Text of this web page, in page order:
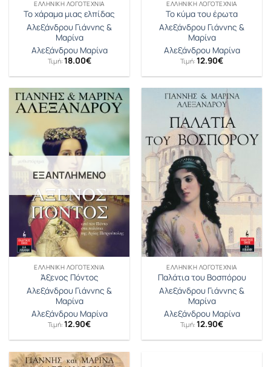
ΕΛΛΗΝΙΚΉ ΛΟΓΟΤΕΧΝΊΑ
Το χάραμα μιας ελπίδας
Αλεξάνδρου Γιάννης &
Μαρίνα
Αλεξάνδρου Μαρίνα
Τιμή: 18.00€
ΕΛΛΗΝΙΚΉ ΛΟΓΟΤΕΧΝΊΑ
Το κύμα του έρωτα
Αλεξάνδρου Γιάννης &
Μαρίνα
Αλεξάνδρου Μαρίνα
Τιμή: 12.90€
ΕΞΑΝΤΛΗΜΈΝΟ
ΕΛΛΗΝΙΚΉ ΛΟΓΟΤΕΧΝΊΑ
Άξενος Πόντος
Αλεξάνδρου Γιάννης &
Μαρίνα
Αλεξάνδρου Μαρίνα
Τιμή: 12.90€
ΕΛΛΗΝΙΚΉ ΛΟΓΟΤΕΧΝΊΑ
Παλάτια του Βοσπόρου
Αλεξάνδρου Γιάννης &
Μαρίνα
Αλεξάνδρου Μαρίνα
Τιμή: 12.90€